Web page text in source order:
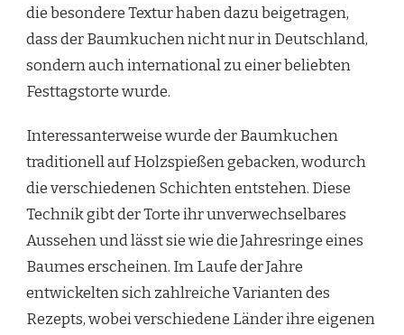
die besondere Textur haben dazu beigetragen,
dass der Baumkuchen nicht nur in Deutschland,
sondern auch international zu einer beliebten
Festtagstorte wurde.
Interessanterweise wurde der Baumkuchen
traditionell auf Holzspießen gebacken, wodurch
die verschiedenen Schichten entstehen. Diese
Technik gibt der Torte ihr unverwechselbares
Aussehen und lässt sie wie die Jahresringe eines
Baumes erscheinen. Im Laufe der Jahre
entwickelten sich zahlreiche Varianten des
Rezepts, wobei verschiedene Länder ihre eigenen